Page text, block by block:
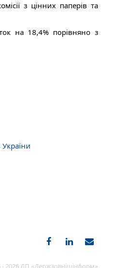
з цінних паперів та
на 18,4% порівняно з
України
- 2026 ДП «Держзовнішінформ»